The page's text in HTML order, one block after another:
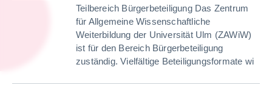
Teilbereich Bürgerbeteiligung Das Zentrum
für Allgemeine Wissenschaftliche
Weiterbildung der Universität Ulm (ZAWiW)
ist für den Bereich Bürgerbeteiligung
zuständig. Vielfältige Beteiligungsformate wi